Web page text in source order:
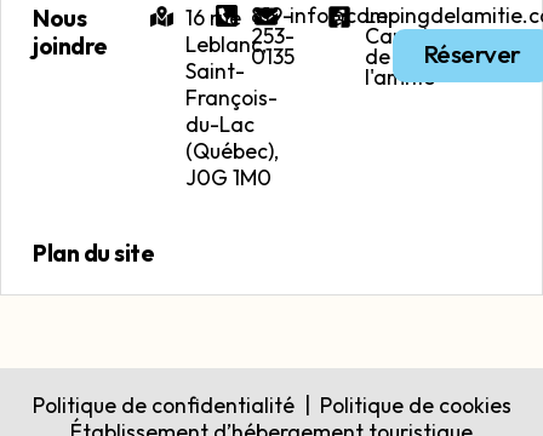
Nous
joindre
16 rue
Leblanc,
Saint-
François-
du-Lac
(Québec),
J0G 1M0
819-
253-
0135
Le
Camping
de
l'amitié
Réserver
Plan du site
Politique de confidentialité| Politique de cookies